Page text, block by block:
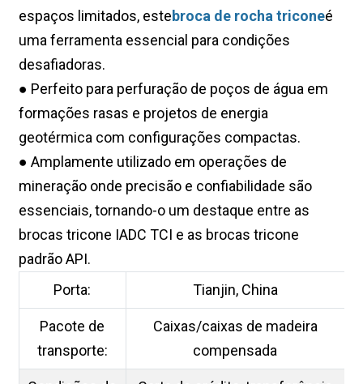
espaços limitados, estebroca de rocha triconeé
uma ferramenta essencial para condições
desafiadoras.
● Perfeito para perfuração de poços de água em
formações rasas e projetos de energia
geotérmica com configurações compactas.
● Amplamente utilizado em operações de
mineração onde precisão e confiabilidade são
essenciais, tornando-o um destaque entre as
brocas tricone IADC TCI e as brocas tricone
padrão API.
Porta:
Tianjin, China
Pacote de
transporte:
Caixas/caixas de madeira
compensada